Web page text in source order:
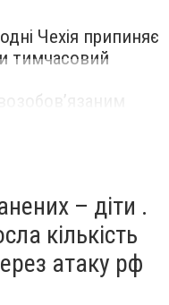
Чехія припиняє
тимчасовий
– діти .
кількість
атаку рф